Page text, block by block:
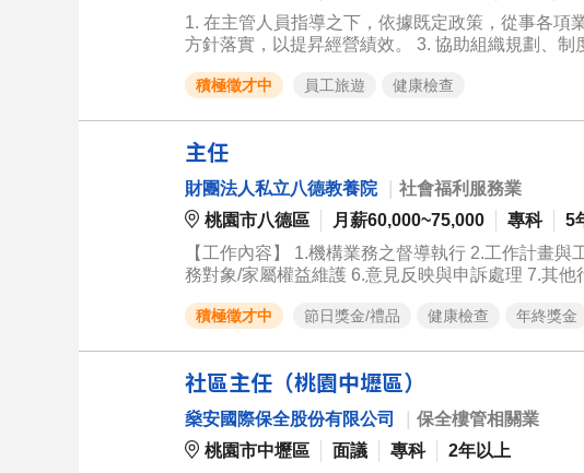
1. 在主管人員指導之下，依據既定政策，從事各項
方針落實，以提昇經營績效。 3. 協助組織規劃、
理制度，以符合經營管理之需求。
積極徵才中 員工旅遊 健康檢查
主任
財團法人私立八德教養院
社會福利服務業
桃園市八德區
月薪60,000~75,000 專科
5
【工作內容】 1.機構業務之督導執行 2.工作計畫
務對象/家屬權益維護 6.意見反映與申訴處理 7.其
積極徵才中 節日獎金/禮品 健康檢查 年終獎金
社區主任（桃園中壢區）
燊安國際保全股份有限公司
保全樓管相關業
桃園市中壢區
面議 專科
2年以上